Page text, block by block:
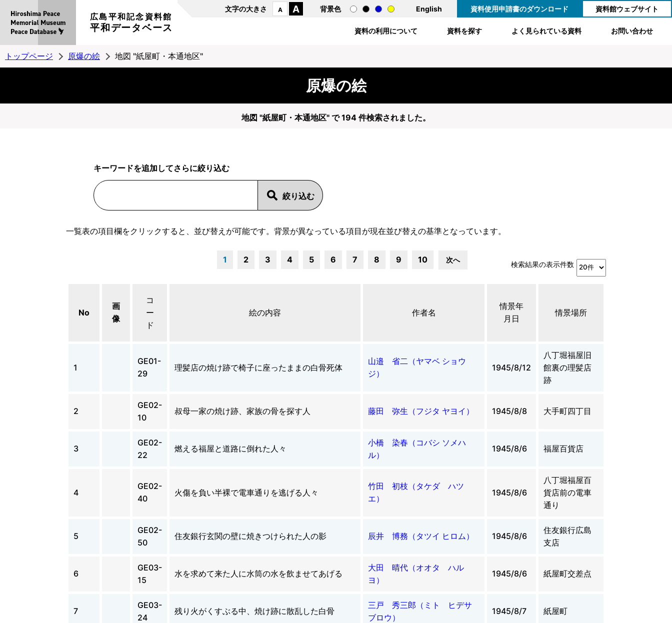
広島平和記念資料館
平和データベース
文字の大きさ A A 背景色 English 資料使用申請書のダウンロード 資料館ウェブサイト
資料の利用について 資料を探す よく見られている資料 お問い合わせ
トップページ 原爆の絵 地図 "紙屋町・本通地区"
原爆の絵
地図 "紙屋町・本通地区" で 194 件検索されました。
キーワードを追加してさらに絞り込む
一覧表の項目欄をクリックすると、並び替えが可能です。背景が異なっている項目が現在並び替えの基準となっています。
1 2 3 4 5 6 7 8 9 10 次へ
検索結果の表示件数
No
画
像
コ
ー
ド
絵の内容 作者名
情景年
月日
情景場所
1
GE01-
29
理髪店の焼け跡で椅子に座ったままの白骨死体
山邉 省二（ヤマベ ショウ
ジ）
1945/8/12
八丁堀福屋旧
館裏の理髪店
跡
2
GE02-
10
叔母一家の焼け跡、家族の骨を探す人 藤田 弥生（フジタ ヤヨイ） 1945/8/8 大手町四丁目
3
GE02-
22
燃える福屋と道路に倒れた人々
小橋 染春（コバシ ソメハ
ル）
1945/8/6 福屋百貨店
4
GE02-
40
火傷を負い半裸で電車通りを逃げる人々
竹田 初枝（タケダ ハツ
エ）
1945/8/6
八丁堀福屋百
貨店前の電車
通り
5
GE02-
50
住友銀行玄関の壁に焼きつけられた人の影 辰井 博務（タツイ ヒロム） 1945/8/6
住友銀行広島
支店
6
GE03-
15
水を求めて来た人に水筒の水を飲ませてあげる
大田 晴代（オオタ ハル
ヨ）
1945/8/6 紙屋町交差点
7
GE03-
24
残り火がくすぶる中、焼け跡に散乱した白骨
三戸 秀三郎（ミト ヒデサ
ブロウ）
1945/8/7 紙屋町